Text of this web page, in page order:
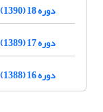
دوره 18 (1390)
دوره 17 (1389)
دوره 16 (1388)